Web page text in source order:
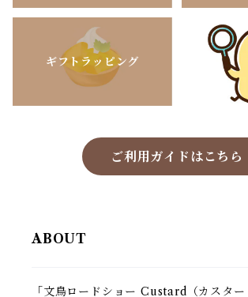
ギフトラッピング
ご利用ガイドはこちら
ABOUT
「文鳥ロードショー Custard（カスター